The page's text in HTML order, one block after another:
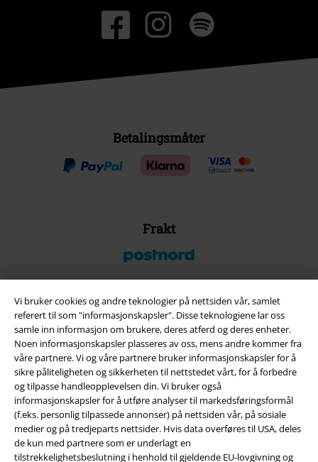
Vi bruker cookies og andre teknologier på nettsiden vår, samlet
referert til som "informasjonskapsler". Disse teknologiene lar oss
samle inn informasjon om brukere, deres atferd og deres enheter.
Noen informasjonskapsler plasseres av oss, mens andre kommer fra
våre partnere. Vi og våre partnere bruker informasjonskapsler for å
sikre påliteligheten og sikkerheten til nettstedet vårt, for å forbedre
og tilpasse handleopplevelsen din. Vi bruker også
informasjonskapsler for å utføre analyser til markedsføringsformål
(f.eks. personlig tilpassede annonser) på nettsiden vår, på sosiale
medier og på tredjeparts nettsider. Hvis data overføres til USA, deles
de kun med partnere som er underlagt en
tilstrekkelighetsbeslutning i henhold til gjeldende EU-lovgivning og
Betalingsmåter
Frakt
EMP App
Her kan du laste ned EMPs nye app helt gratis og ta del i alle de nye
funksjonene og fordelene!
A Warner Music Group Company